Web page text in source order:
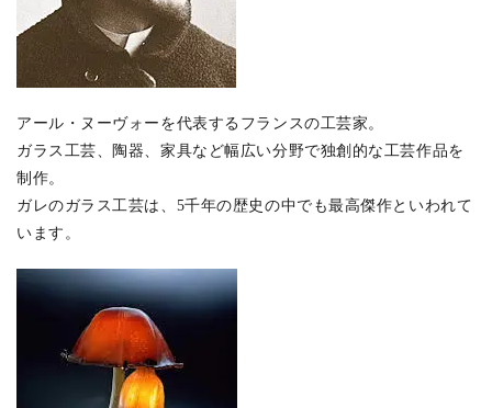
アール・ヌーヴォーを代表するフランスの工芸家。
ガラス工芸、陶器、家具など幅広い分野で独創的な工芸作品を
制作。
ガレのガラス工芸は、5千年の歴史の中でも最高傑作といわれて
います。